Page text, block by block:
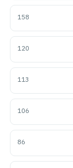
158
120
113
106
86